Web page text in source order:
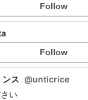
Follow
Follow
ンス @unticrice
い